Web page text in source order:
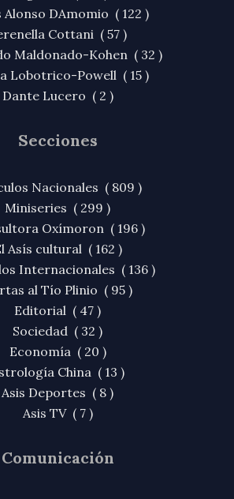
Alonso DAmomio ( 122 )
Cottani ( 57 )
Maldonado-Kohen ( 32 )
Lobotrico-Powell ( 15 )
Dante Lucero ( 2 )
Secciones
Nacionales ( 809 )
Miniseries ( 299 )
Oxímoron ( 196 )
Asís cultural ( 162 )
Internacionales ( 136 )
al Tío Plinio ( 95 )
Editorial ( 47 )
Sociedad ( 32 )
Economía ( 20 )
China ( 13 )
Asis Deportes ( 8 )
Asis TV ( 7 )
Comunicación